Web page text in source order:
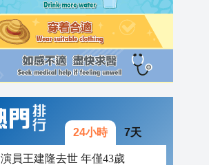
24小時 7天
演員王建隆去世 年僅43歲